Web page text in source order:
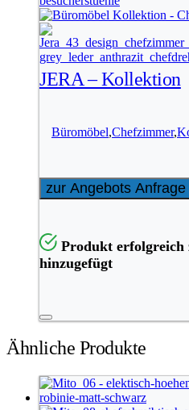
JERA – Kollektion
Büromöbel,Chefzimmer,
zur Angebots
Produkt erfolgreich
hinzugefügt
Ähnliche Produkte